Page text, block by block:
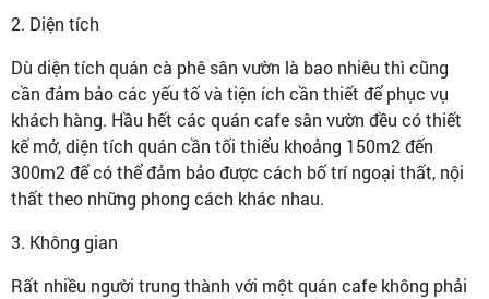
2. Diện tích
Dù diện tích quán cà phê sân vườn là bao nhiêu thì cũng
cần đảm bảo các yếu tố và tiện ích cần thiết để phục vụ
khách hàng. Hầu hết các quán cafe sân vườn đều có thiết
kế mở, diện tích quán cần tối thiểu khoảng 150m2 đến
300m2 để có thể đảm bảo được cách bố trí ngoại thất, nội
thất theo những phong cách khác nhau.
3. Không gian
Rất nhiều người trung thành với một quán cafe không phải